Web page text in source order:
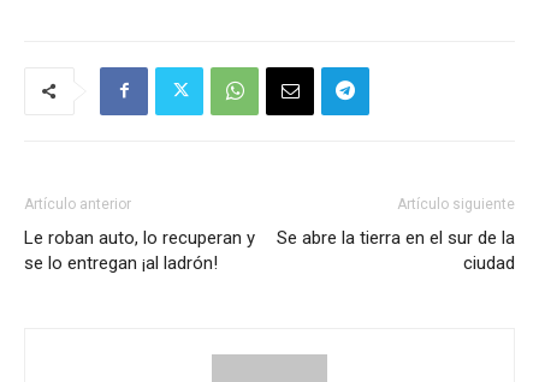
Artículo anterior
Le roban auto, lo recuperan y
se lo entregan ¡al ladrón!
Artículo siguiente
Se abre la tierra en el sur de la
ciudad